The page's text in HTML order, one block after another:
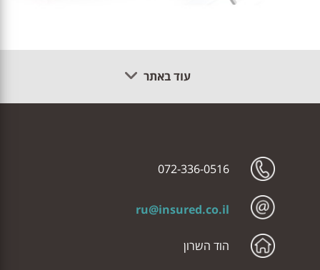
עוד באתר
072-336-0516
ru@insured.co.il
הוד השרון